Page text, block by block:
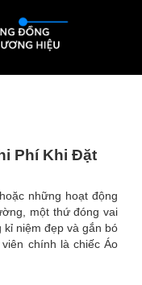
Phí Khi Đặt
những hoạt động
một thứ đóng vai
niệm đẹp và gắn bó
chính là chiếc Áo